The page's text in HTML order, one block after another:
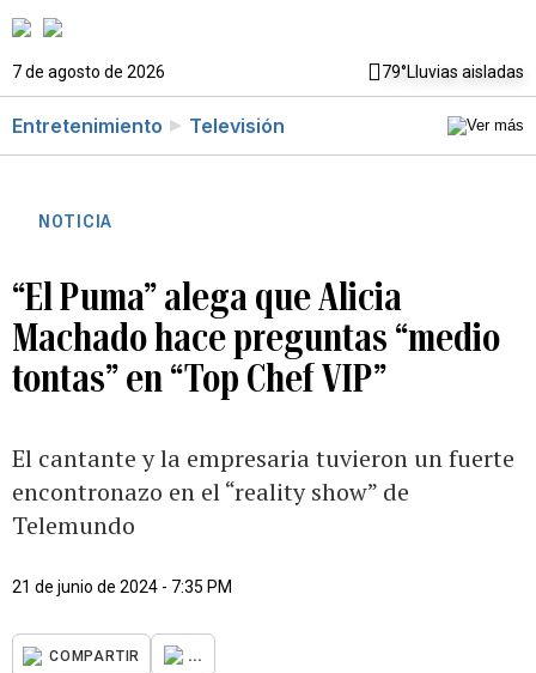
7 de agosto de 2026 79°Lluvias aisladas
Entretenimiento Televisión
NOTICIA
“El Puma” alega que Alicia
Machado hace preguntas “medio
tontas” en “Top Chef VIP”
El cantante y la empresaria tuvieron un fuerte
encontronazo en el “reality show” de
Telemundo
21 de junio de 2024 - 7:35 PM
COMPARTIR ...